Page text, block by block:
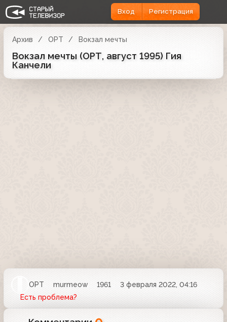
Вход Регистрация
Архив ОРТ Вокзал мечты
Вокзал мечты (ОРТ, август 1995) Гия
Канчели
ОРТ murmeow 1961
3 февраля 2022, 04:16
Есть проблема?